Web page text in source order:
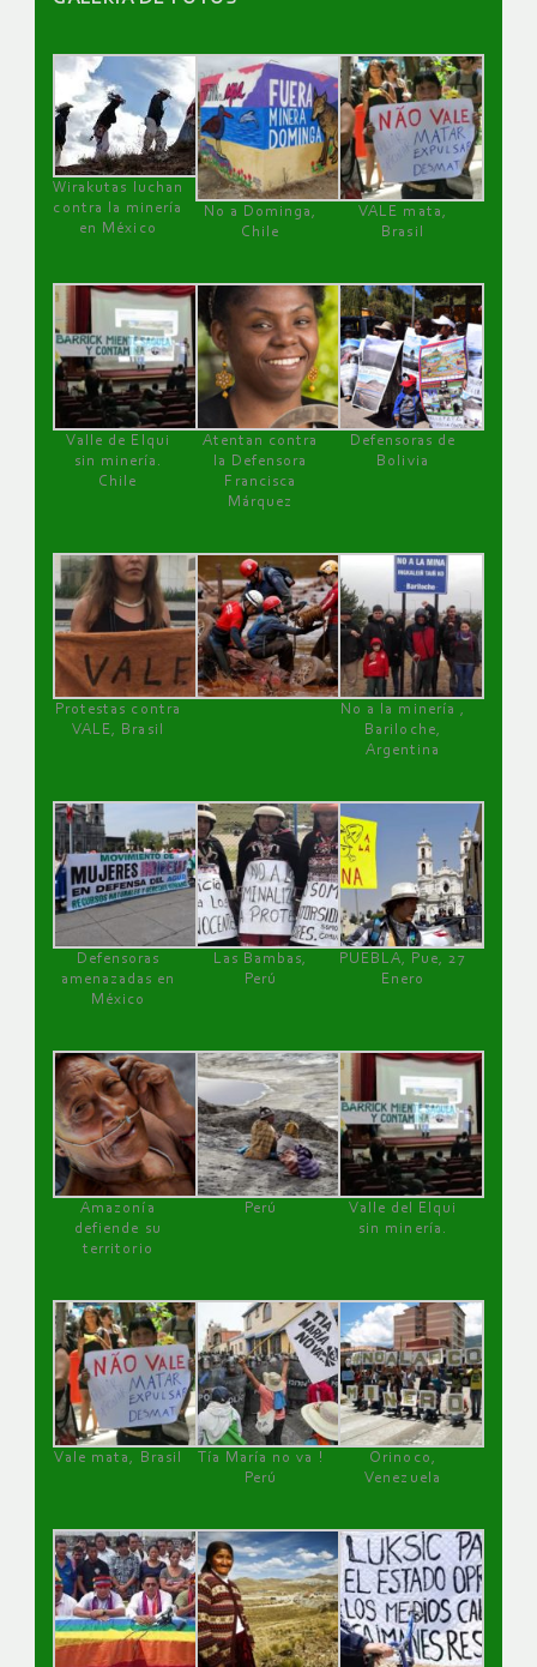
Wirakutas luchan
contra la minería
en México
No a Dominga,
Chile
VALE mata,
Brasil
Valle de Elqui
sin minería.
Chile
Atentan contra
la Defensora
Francisca
Márquez
Defensoras de
Bolivia
Protestas contra
VALE, Brasil
No a la minería ,
Bariloche,
Argentina
Defensoras
amenazadas en
México
Las Bambas,
Perú
PUEBLA, Pue, 27
Enero
Amazonía
defiende su
territorio
Perú
Valle del Elqui
sin minería.
Vale mata, Brasil
Tía María no va !
Perú
Orinoco,
Venezuela